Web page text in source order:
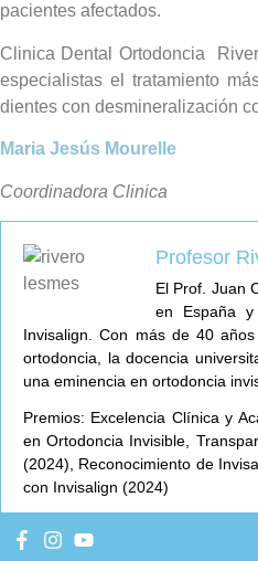
pacientes afectados.
Clinica Dental Ortodoncia
especialistas el tratamiento
dientes con desmineralización
Maria Jesús Mourelle
Coordinadora Clinica
Profesor
El Prof. Juan
en España y
Invisalign. Con más de 40
ortodoncia, la docencia
una eminencia en ortodoncia
Premios: Excelencia Clínica y
en Ortodoncia Invisible,
(2024), Reconocimiento de
con Invisalign (2024)